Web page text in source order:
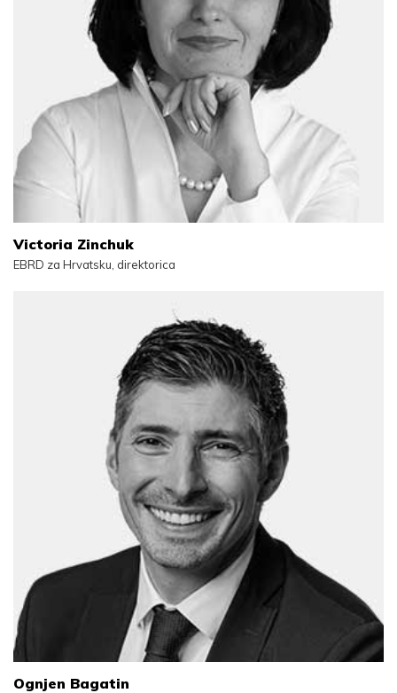
Victoria Zinchuk
EBRD za Hrvatsku, direktorica
Ognjen Bagatin